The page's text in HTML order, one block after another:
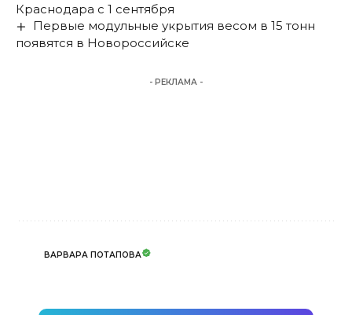
Краснодара с 1 сентября
Первые модульные укрытия весом в 15 тонн
появятся в Новороссийске
- РЕКЛАМА -
ВАРВАРА ПОТАПОВА